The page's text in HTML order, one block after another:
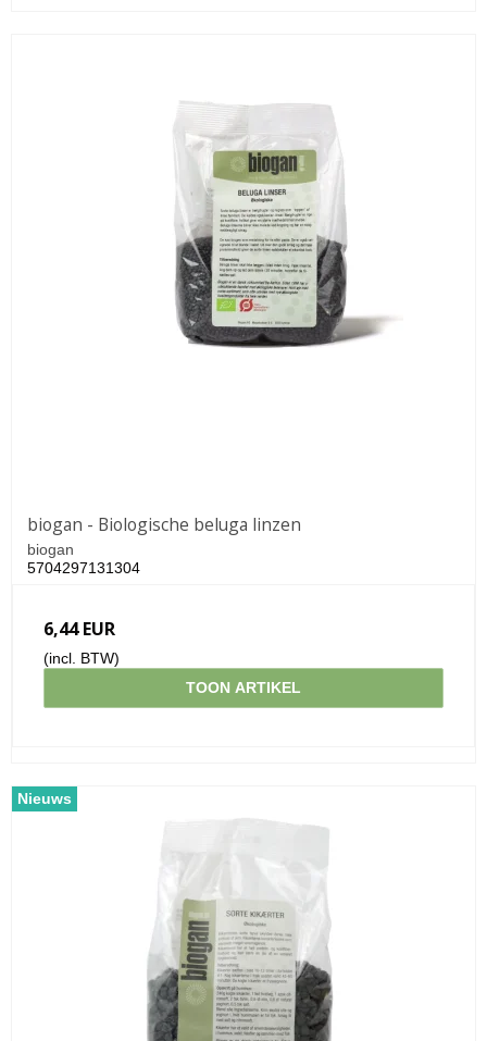
biogan - Biologische beluga linzen
biogan
5704297131304
6,44 EUR
(incl. BTW)
TOON ARTIKEL
Nieuws